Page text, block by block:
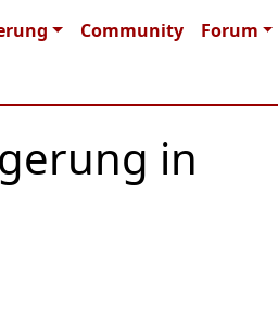
Community
Forum
in